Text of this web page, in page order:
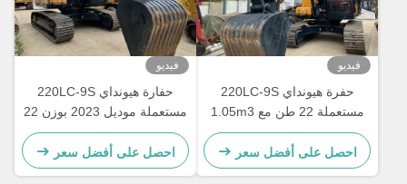
فيديو
حفرة هيونداي 220LC-9S
مستعملة 22 طن مع 1.05m3
دلو
احصل على أفضل سعر
فيديو
حفارة هيونداي 220LC-9S
مستعملة موديل 2023 بوزن 22
طن مع جرافة 1.05 متر مكعب
احصل على أفضل سعر